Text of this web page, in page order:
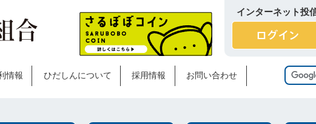
インターネット投
情報 ひだしんについて 採用情報 お問い合わせ